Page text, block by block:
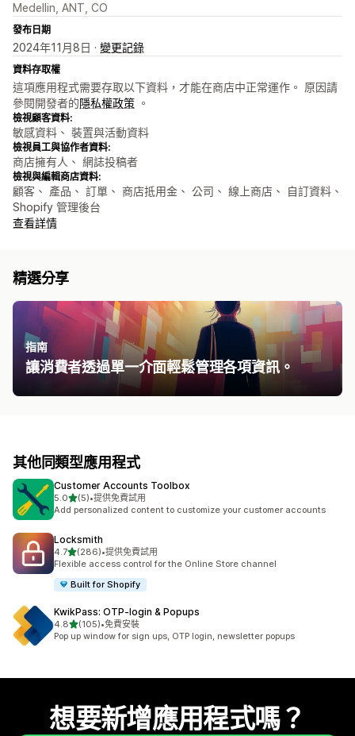
Medellin, ANT, CO
發布日期
2024年11月8日 · 變更記錄
資料存取權
這項應用程式需要存取以下資料，才能在商店中正常運作。 原因請
參閱開發者的隱私權政策 。
檢視顧客資料:
敏感資料、 裝置與活動資料
檢視員工與協作者資料:
商店擁有人、 網誌投稿者
檢視與編輯商店資料:
顧客、 產品、 訂單、 商店抵用金、 公司、 線上商店、 自訂資料、
Shopify 管理後台
查看詳情
精選分享
指南
讓消費者透過單一介面輕鬆管理各項資訊。
其他同類型應用程式
Customer Accounts Toolbox
5.0滿分 5 顆星
(5)
共有 5 則評價
•提供免費試用
Add personalized content to customize your customer accounts
Locksmith
4.7滿分 5 顆星
(286)
共有 286 則評價
•提供免費試用
Flexible access control for the Online Store channel
Built for Shopify
KwikPass: OTP‑login & Popups
4.8滿分 5 顆星
(105)
共有 105 則評價
•免費安裝
Pop up window for sign ups, OTP login, newsletter popups
想要新增應用程式嗎？